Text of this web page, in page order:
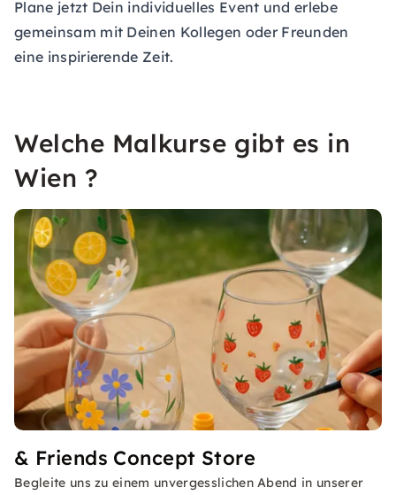
Plane jetzt Dein individuelles Event und erlebe
gemeinsam mit Deinen Kollegen oder Freunden
eine inspirierende Zeit.
Welche Malkurse gibt es in
Wien ?
& Friends Concept Store
Begleite uns zu einem unvergesslichen Abend in unserer